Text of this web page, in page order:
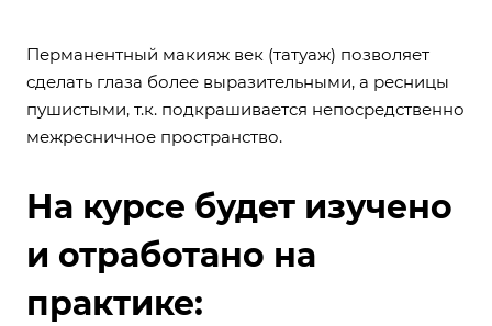
Перманентный макияж век (татуаж) позволяет
сделать глаза более выразительными, а ресницы
пушистыми, т.к. подкрашивается непосредственно
межресничное пространство.
На курсе будет изучено
и отработано на
практике: